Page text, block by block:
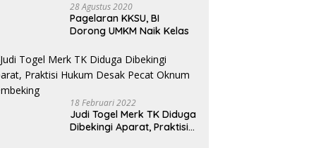
28 Agustus 2020
Pagelaran KKSU, BI
Dorong UMKM Naik Kelas
18 Februari 2022
Judi Togel Merk TK Diduga
Dibekingi Aparat, Praktisi